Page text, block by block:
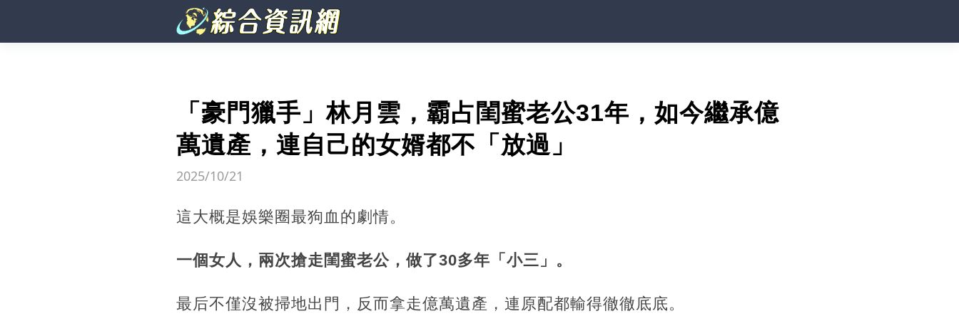
「豪門獵手」林月雲，霸占閨蜜老公31年，如今繼承億
萬遺產，連自己的女婿都不「放過」
2025/10/21
這大概是娛樂圈最狗血的劇情。
一個女人，兩次搶走閨蜜老公，做了30多年「小三」。
最后不僅沒被掃地出門，反而拿走億萬遺產，連原配都輸得徹徹底底。